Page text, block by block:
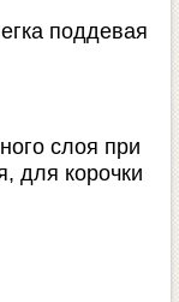
поддевая
слоя при
для корочки